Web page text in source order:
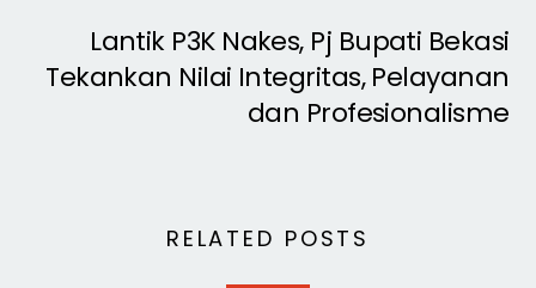
Lantik P3K Nakes, Pj Bupati Bekasi
Tekankan Nilai Integritas, Pelayanan
dan Profesionalisme
RELATED POSTS